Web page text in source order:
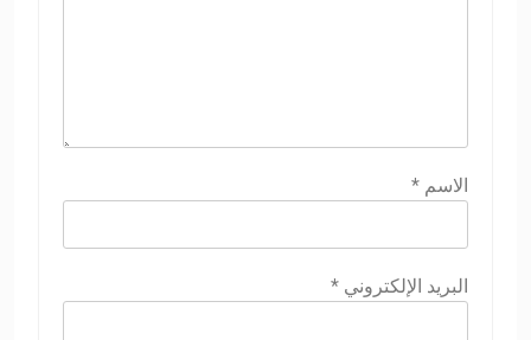
الاسم *
البريد الإلكتروني *